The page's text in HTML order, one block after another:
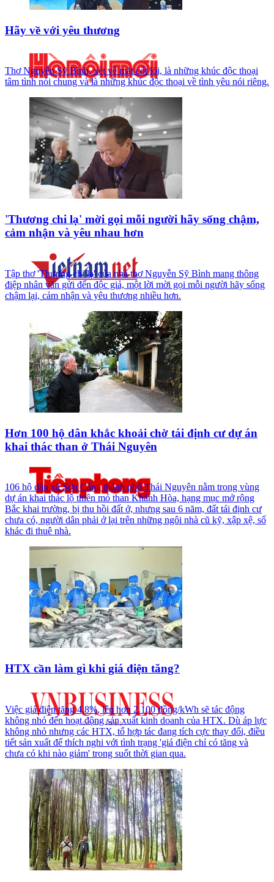
Hãy về với yêu thương
Thơ Nguyễn Sỹ Bình, xét về mặt cốt lõi, là những khúc độc thoại
tâm tình nói chung và là những khúc độc thoại về tình yêu nói riêng.
'Thương chi lạ' mời gọi mỗi người hãy sống chậm,
cảm nhận và yêu nhau hơn
Tập thơ 'Thương chi lạ' của nhà thơ Nguyễn Sỹ Bình mang thông
điệp nhân văn gửi đến độc giả, một lời mời gọi mỗi người hãy sống
chậm lại, cảm nhận và yêu thương nhiều hơn.
Hơn 100 hộ dân khắc khoải chờ tái định cư dự án
khai thác than ở Thái Nguyên
106 hộ dân xã Sơn Cẩm, thành phố Thái Nguyên nằm trong vùng
dự án khai thác lộ thiên mỏ than Khánh Hòa, hạng mục mở rộng
Bắc khai trường, bị thu hồi đất ở, nhưng sau 6 năm, đất tái định cư
chưa có, người dân phải ở lại trên những ngôi nhà cũ kỹ, xập xệ, số
khác đi thuê nhà.
HTX cần làm gì khi giá điện tăng?
Việc giá điện tăng 4,8%, lên hơn 2.100 đồng/kWh sẽ tác động
không nhỏ đến hoạt động sản xuất kinh doanh của HTX. Dù áp lực
không nhỏ nhưng các HTX, tổ hợp tác đang tích cực thay đổi, điều
tiết sản xuất để thích nghi với tình trạng 'giá điện chỉ có tăng và
chưa có khi nào giảm' trong suốt thời gian qua.